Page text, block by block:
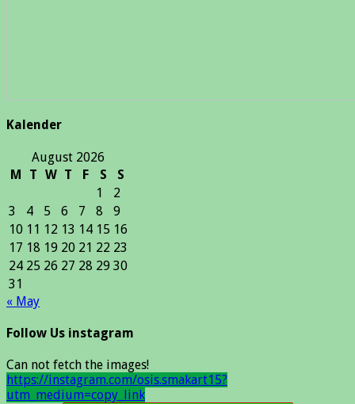
Kalender
August 2026
M
T W T F S
S
1
2
3
4 5 6 7 8
9
10 11 12 13 14 15 16
17 18 19 20 21 22 23
24 25 26 27 28 29 30
31
« May
Follow Us instagram
Can not fetch the images!
https://instagram.com/osis.smakart15?
utm_medium=copy_link